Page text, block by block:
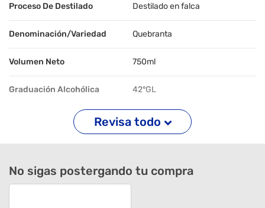
Proceso De Destilado Destilado en falca
Denominación/Variedad Quebranta
Volumen Neto 750ml
Graduación Alcohólica 42°GL
Revisa todo
No sigas postergando tu compra